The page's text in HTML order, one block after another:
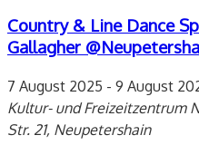
Country & Line Dance
Gallagher
7 August 2025 - 9 August
Kultur- und Freizeitzentrum
Str. 21, Neupetershain